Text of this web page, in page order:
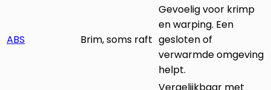
ABS Brim, soms raft
Gevoelig voor krimp
en warping. Een
gesloten of
verwarmde omgeving
helpt.